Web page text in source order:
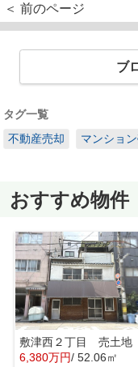
＜ 前のページ
ブ
タグ一覧
不動産売却
マンショ
おすすめ物件
敷津西２丁目 売土地
6,380万円/ 52.06㎡